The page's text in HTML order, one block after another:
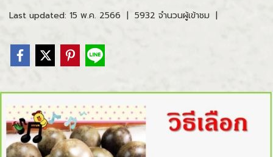
Last updated: 15 พ.ค. 2566 | 5932 จำนวนผู้เข้าชม |